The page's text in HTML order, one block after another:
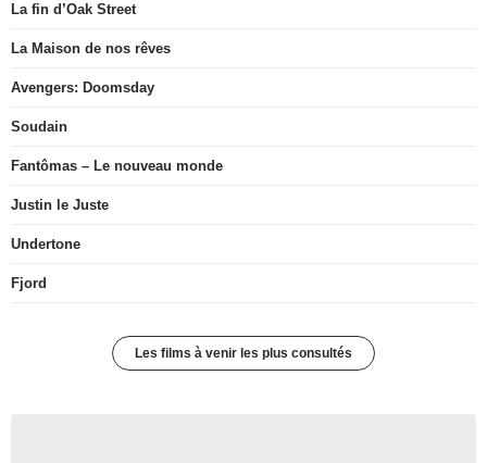
La fin d’Oak Street
La Maison de nos rêves
Avengers: Doomsday
Soudain
Fantômas – Le nouveau monde
Justin le Juste
Undertone
Fjord
Les films à venir les plus consultés